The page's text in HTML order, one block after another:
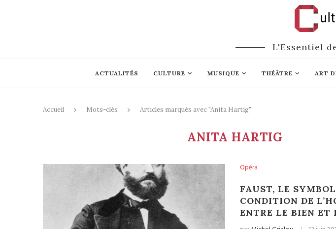
L'Essentiel
ACTUALITÉS CULTURE MUSIQUE THÉÂTRE ART
Accueil Mots-clés Articles marqués avec "Anita Hartig"
ANITA HARTIG
Opéra
FAUST, LE
CONDITION DE
ENTRE LE BIEN ET